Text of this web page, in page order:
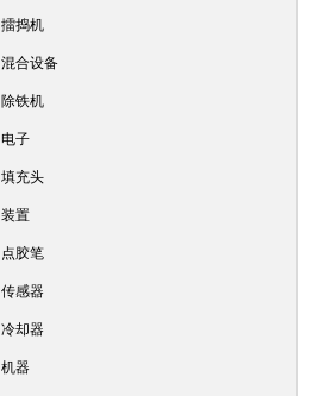
擂捣机
混合设备
除铁机
电子
填充头
装置
点胶笔
传感器
冷却器
机器